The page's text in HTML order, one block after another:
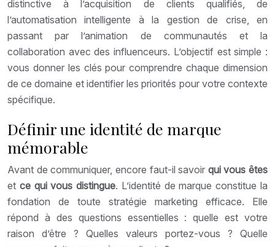
distinctive à l’acquisition de clients qualifiés, de
l’automatisation intelligente à la gestion de crise, en
passant par l’animation de communautés et la
collaboration avec des influenceurs. L’objectif est simple :
vous donner les clés pour comprendre chaque dimension
de ce domaine et identifier les priorités pour votre contexte
spécifique.
Définir une identité de marque
mémorable
Avant de communiquer, encore faut-il savoir qui vous êtes
et ce qui vous distingue. L’identité de marque constitue la
fondation de toute stratégie marketing efficace. Elle
répond à des questions essentielles : quelle est votre
raison d’être ? Quelles valeurs portez-vous ? Quelle